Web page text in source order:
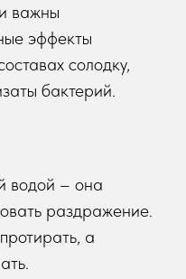
важны
эффекты
солодку,
бактерий.
водой – она
раздражение.
а